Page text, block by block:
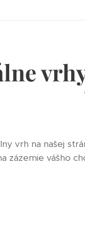
vrh na našej
zázemie vášho